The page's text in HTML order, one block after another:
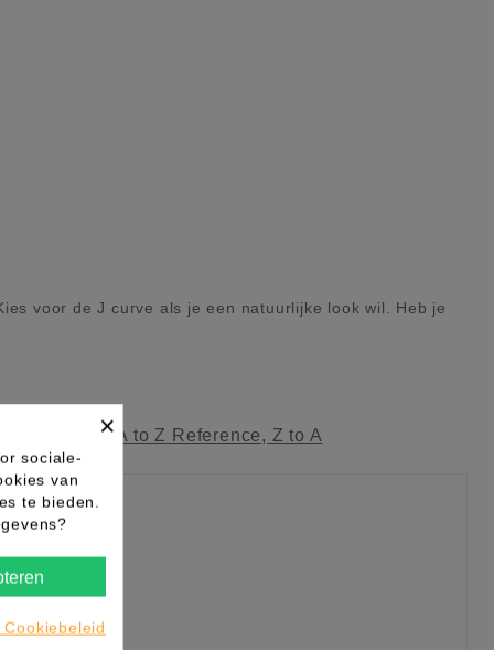
voor de J curve als je een natuurlijke look wil. Heb je
Reference, A to Z Reference, Z to A
×
sociale-
van
te bieden.
Cookiebeleid